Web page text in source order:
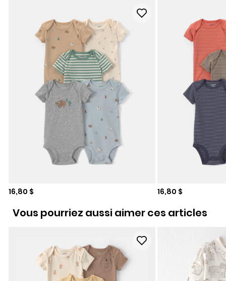
Prix de solde
16,80 $ Prix de solde
16,80 $
Vous pourriez aussi aimer ces articles